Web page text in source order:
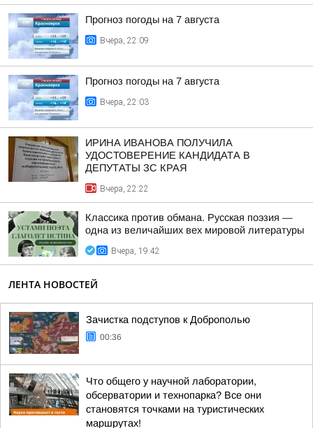
Прогноз погоды на 7 августа
Вчера, 22:09
Прогноз погоды на 7 августа
Вчера, 22:03
ИРИНА ИВАНОВА ПОЛУЧИЛА
УДОСТОВЕРЕНИЕ КАНДИДАТА В
ДЕПУТАТЫ ЗС КРАЯ
Вчера, 22:22
Классика против обмана. Русская поэзия —
одна из величайших вех мировой литературы
Вчера, 19:42
ЛЕНТА НОВОСТЕЙ
Зачистка подступов к Доброполью
00:36
Что общего у научной лаборатории,
обсерватории и технопарка? Все они
становятся точками на туристических
маршрутах!